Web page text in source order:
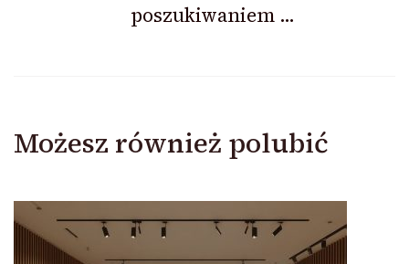
poszukiwaniem …
Możesz również polubić